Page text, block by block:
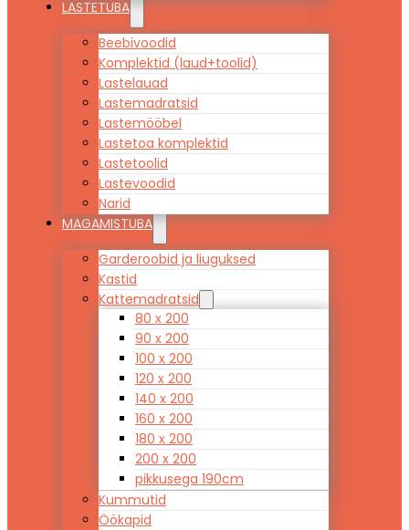
LASTETUBA
Beebivoodid
Komplektid (laud+toolid)
Lastelauad
Lastemadratsid
Lastemööbel
Lastetoa komplektid
Lastetoolid
Lastevoodid
Narid
MAGAMISTUBA
Garderoobid ja liuguksed
Kastid
Kattemadratsid
80 x 200
90 x 200
100 x 200
120 x 200
140 x 200
160 x 200
180 x 200
200 x 200
pikkusega 190cm
Kummutid
Öökapid